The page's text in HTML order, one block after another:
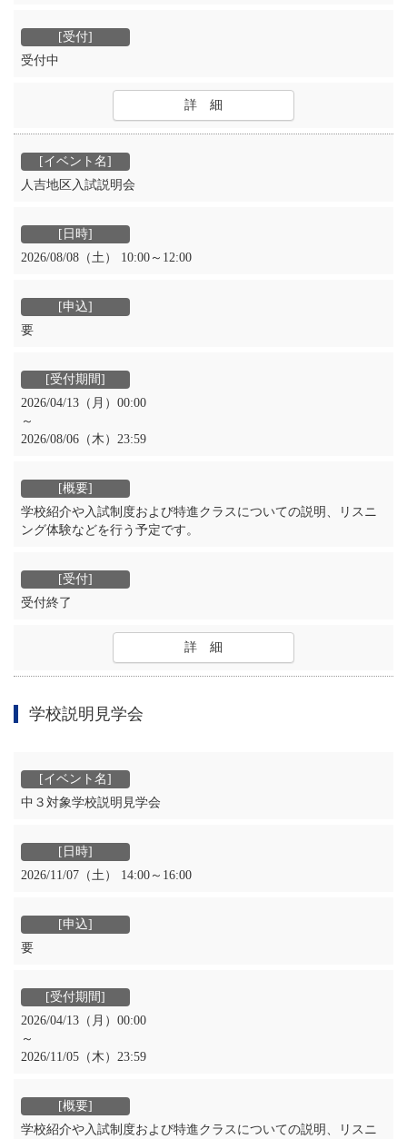
受付中
詳 細
人吉地区入試説明会
2026/08/08（土） 10:00～12:00
要
2026/04/13（月）00:00
～
2026/08/06（木）23:59
学校紹介や入試制度および特進クラスについての説明、リスニ
ング体験などを行う予定です。
受付終了
詳 細
学校説明見学会
中３対象学校説明見学会
2026/11/07（土） 14:00～16:00
要
2026/04/13（月）00:00
～
2026/11/05（木）23:59
学校紹介や入試制度および特進クラスについての説明、リスニ